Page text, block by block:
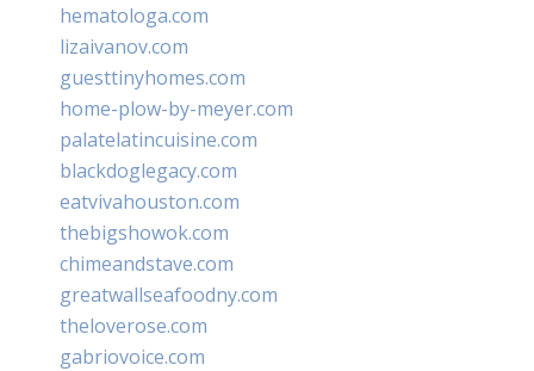
hematologa.com
lizaivanov.com
guesttinyhomes.com
home-plow-by-meyer.com
palatelatincuisine.com
blackdoglegacy.com
eatvivahouston.com
thebigshowok.com
chimeandstave.com
greatwallseafoodny.com
theloverose.com
gabriovoice.com